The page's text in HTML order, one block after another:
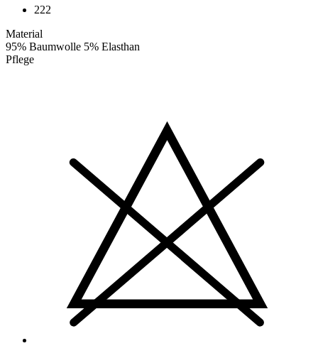
222
Material
95% Baumwolle 5% Elasthan
Pflege